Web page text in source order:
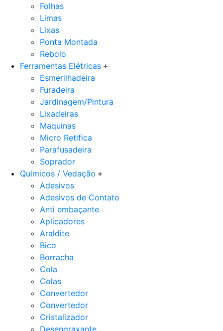
Folhas
Limas
Lixas
Ponta Montada
Rebolo
Ferramentas Elétricas
Esmerilhadeira
Furadeira
Jardinagem/Pintura
Lixadeiras
Maquinas
Micro Retifica
Parafusadeira
Soprador
Químicos / Vedação
Adesivos
Adesivos de Contato
Anti embaçante
Aplicadores
Araldite
Bico
Borracha
Cola
Colas
Convertedor
Convertedor
Cristalizador